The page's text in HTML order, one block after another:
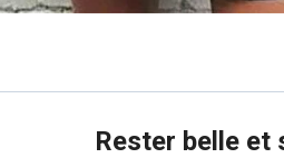
Rester belle